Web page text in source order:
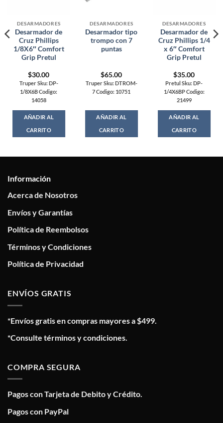
DESARMADORES
Desarmador de
Cruz Phillips
1/8X6″ Comfort
Grip Pretul
$30.00
Truper Sku: DP-
1/8X6B Codigo:
14058
AÑADIR AL
CARRITO
DESARMADORES
Desarmador tipo
trompo con 7
puntas
$65.00
Truper Sku: DTROM-
7 Codigo: 10751
AÑADIR AL
CARRITO
DESARMADORES
Desarmador de
Cruz Phillips 1/4
x 6″ Comfort
Grip Pretul
$35.00
Pretul Sku: DP-
1/4X6BP Codigo:
21499
AÑADIR AL
CARRITO
Información
Acerca de Nosotros
Envíos y Garantías
Política de Reembolsos
Términos y Condiciones
Política de Privacidad
ENVÍOS GRATIS
*Envíos gratis en compras mayores a $499.
*Consulte términos y condiciones.
COMPRA SEGURA
Pagos con Tarjeta de Debito y Crédito.
Pagos con PayPal